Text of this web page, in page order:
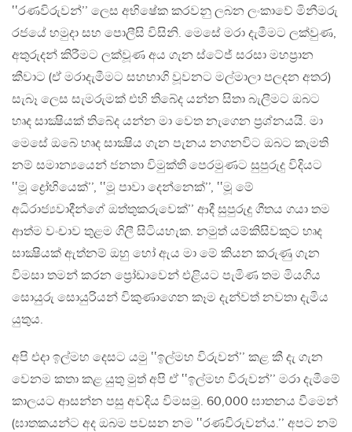
‛‛රණවිරුවන්’’ ලෙස අභිෂේක කරවනු ලබන ලංකාවේ මිනීමරු
රජයේ හමුදා සහ පොලීසි විසිනි. මෙසේ මරා දැමීමට ලක්වුණ,
අතුරුදන් කිරීමට ලක්වූණ අය ගැන ස්ටේජ් සරසා මහප්‍රාන
කීවාට (ඒ මරාදැමීමට සහභාගි වූවනට මල්මාලා පලදන අතර)
සැබෑ ලෙස සැමරුමක් එහි තිබේද යන්න සිතා බැලීමට ඔබට
හෘද සාක්‍ෂියක් තිබේද යන්න මා වෙත නැගෙන ප්‍රශ්නයයි. මා
මෙසේ ඔබේ හෘද සාක්‍ෂිය ගැන පැනය නගනවිට ඔබට කැමති
නම් සමාන්‍යයෙන් ජනතා විමුක්ති පෙරමුණට සුපුරුදු විදියට
‛‛මූ ද්‍රෝහියෙක්’’, ‛‛මූ පාවා දෙන්නෙක්’’, ‛‛මූ මේ
අධිරාජ්‍යවාදීන්ගේ ඔත්තුකරුවෙක්’’ ආදී සුපුරුදු ගීතය ගයා තම
ආත්ම වංචාව තුළම ගිලී සිටියහැක. නමුත් යම්කිසිවකුට හෘද
සාක්‍ෂියක් ඇත්නම් ඔහු හෝ ඇය මා මේ කියන කරුණු ගැන
විමසා තමන් කරන ප්‍රෝඩාවෙන් එළියට පැමිණ තම මියගිය
සොයුරු සොයුරියන් විකුණාගෙන කෑම දැන්වත් නවතා දැමිය
යුතුය.
අපි එදා ඉල්මහ දෙසට යමු ‛‛ඉල්මහ විරුවන්’’ කළ කී දැ ගැන
වෙනම කතා කළ යුතු මුත් අපි ඒ ‛‛ඉල්මහ විරුවන්’’ මරා දැමීමේ
කාලයට ආසන්න පසු අවදිය විමසමු. 60,000 ඝාතනය වීමෙන්
(ඝාතකයන්ට අද ඔබම පවසන නම ‛‛රණවිරුවන්ය.’’ අපට නම්